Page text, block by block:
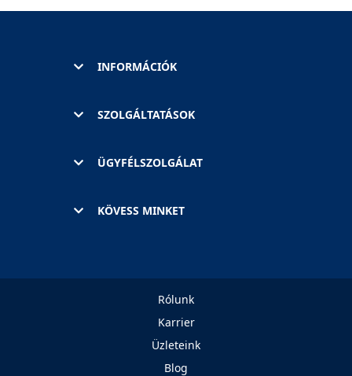
INFORMÁCIÓK
SZOLGÁLTATÁSOK
ÜGYFÉLSZOLGÁLAT
KÖVESS MINKET
Rólunk
Karrier
Üzleteink
Blog